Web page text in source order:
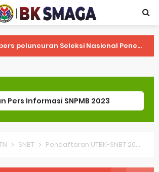
Seleksi Nasional Penerimaan Mahasiswa Baru (SNPMB) 2025
Kedinasan Akan Segera Dibuka
Pers Informasi SNPMB 2023
SNBT Pendaftaran UTBK-SNBT 2023 Dibuka Mulai Hari Ini